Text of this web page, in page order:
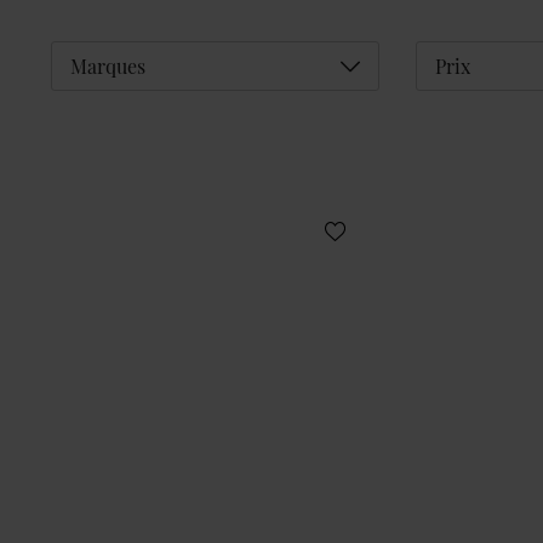
Marques Déplier Prix